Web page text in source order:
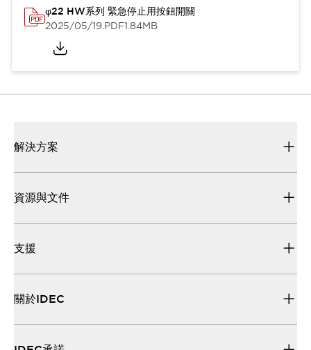
φ22 HW系列 緊急停止用按鈕開關
2025/05/19.PDF1.84MB
解決方案
資源與文件
支援
關於IDEC